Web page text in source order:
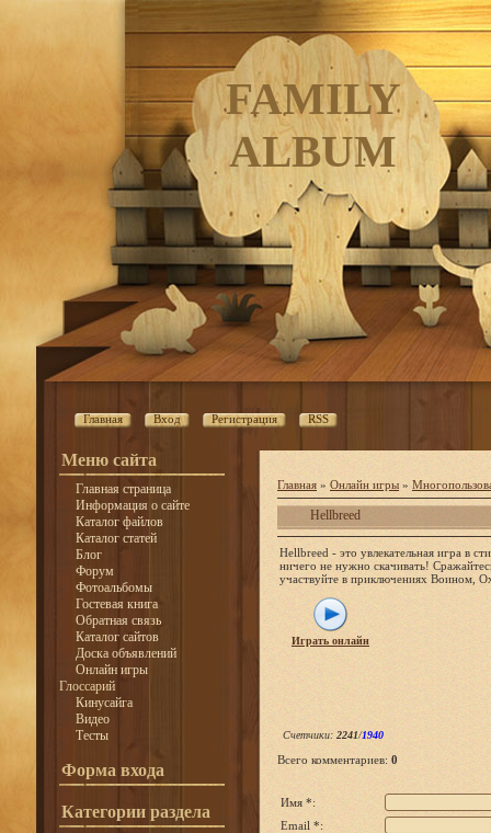
FAMILY
ALBUM
Главная Вход Регистрация RSS
Меню сайта
Главная страница
Информация о сайте
Каталог файлов
Каталог статей
Блог
Форум
Фотоальбомы
Гостевая книга
Обратная связь
Каталог сайтов
Доска объявлений
Онлайн игры
Глоссарий
Кинусайга
Видео
Тесты
Форма входа
Категории раздела
Главная » Онлайн игры »
Hellbreed
Hellbreed - это увлекательная игра в
ничего не нужно скачивать!
участвуйте в приключениях Воином,
Играть онлайн
Счетчики: 2241/1940
Всего комментариев: 0
Имя *:
Email *: